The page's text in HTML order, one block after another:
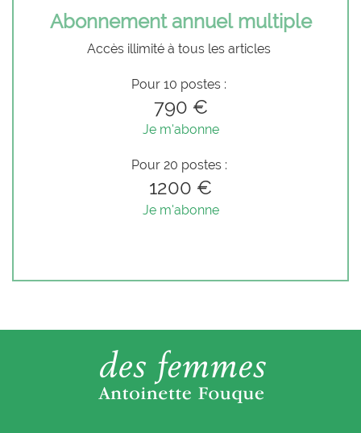
Abonnement annuel multiple
Accès illimité à tous les articles
Pour 10 postes :
790 €
Je m'abonne
Pour 20 postes :
1200 €
Je m'abonne